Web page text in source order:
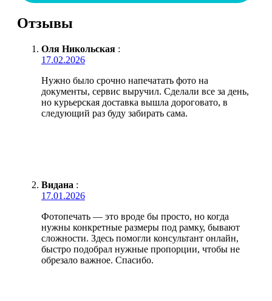
Отзывы
Оля Никольская :
17.02.2026
Нужно было срочно напечатать фото на
документы, сервис выручил. Сделали все за день,
но курьерская доставка вышла дороговато, в
следующий раз буду забирать сама.
Видана :
17.01.2026
Фотопечать — это вроде бы просто, но когда
нужны конкретные размеры под рамку, бывают
сложности. Здесь помогли консультант онлайн,
быстро подобрал нужные пропорции, чтобы не
обрезало важное. Спасибо.